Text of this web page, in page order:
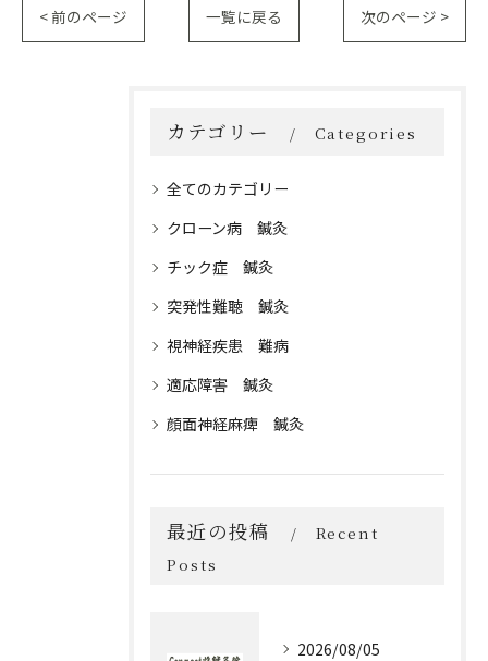
< 前のページ 一覧に戻る 次のページ >
カテゴリー Categories
全てのカテゴリー
クローン病 鍼灸
チック症 鍼灸
突発性難聴 鍼灸
視神経疾患 難病
適応障害 鍼灸
顔面神経麻痺 鍼灸
最近の投稿
Recent
Posts
2026/08/05